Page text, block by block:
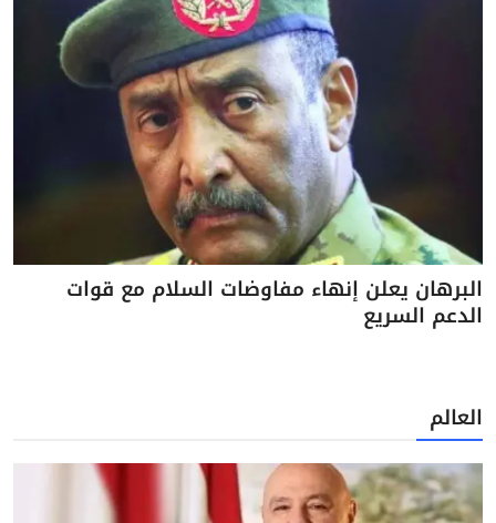
البرهان يعلن إنهاء مفاوضات السلام مع قوات
الدعم السريع
العالم